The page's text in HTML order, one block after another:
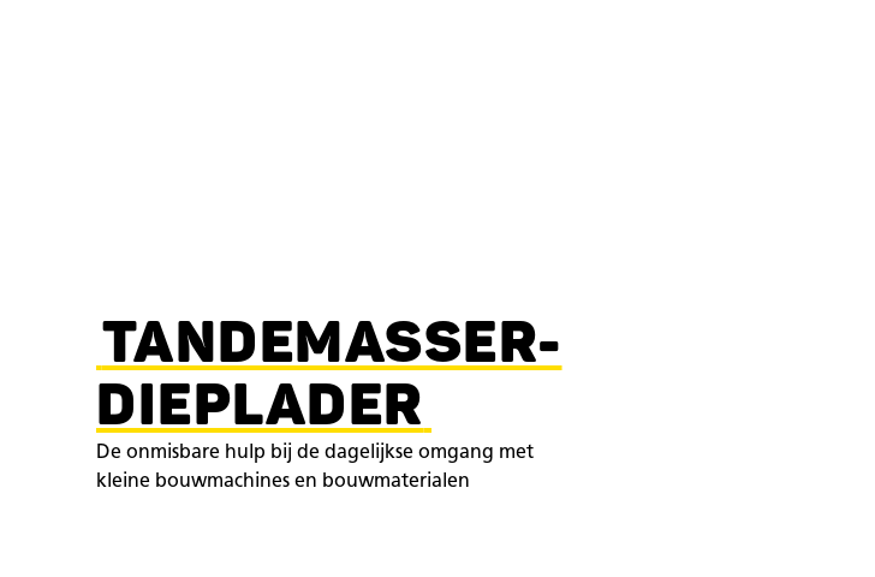
TANDEMASSER-
DIEPLADER
De onmisbare hulp bij de dagelijkse omgang met
kleine bouwmachines en bouwmaterialen